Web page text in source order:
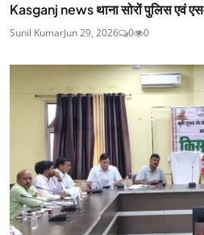
Kasganj news थाना सोरों पुलिस एवं
Sunil KumarJun 29, 2026 0 0